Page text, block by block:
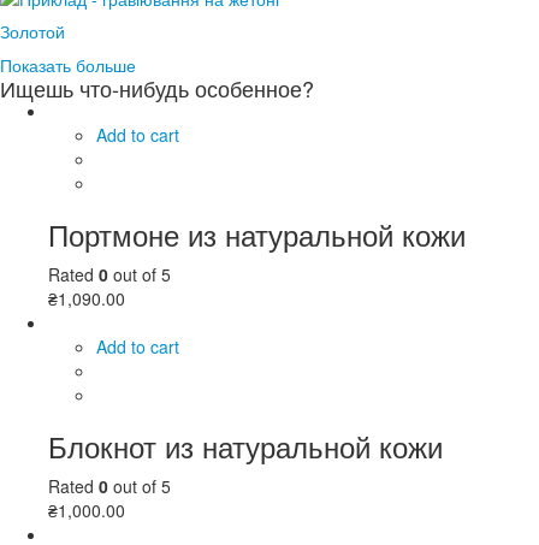
Золотой
Показать больше
Ищешь что-нибудь особенное?
Add to cart
Портмоне из натуральной кожи
Rated 0 out of 5
₴1,090.00
Add to cart
Блокнот из натуральной кожи
Rated 0 out of 5
₴1,000.00